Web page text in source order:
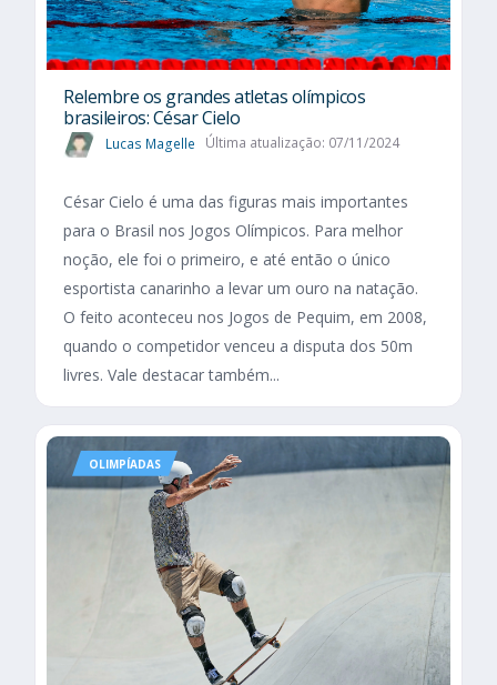
Relembre os grandes atletas olímpicos
brasileiros: César Cielo
Lucas Magelle Última atualização: 07/11/2024
César Cielo é uma das figuras mais importantes
para o Brasil nos Jogos Olímpicos. Para melhor
noção, ele foi o primeiro, e até então o único
esportista canarinho a levar um ouro na natação.
O feito aconteceu nos Jogos de Pequim, em 2008,
quando o competidor venceu a disputa dos 50m
livres. Vale destacar também...
OLIMPÍADAS